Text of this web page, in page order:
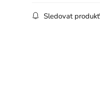
Sledovat produkt